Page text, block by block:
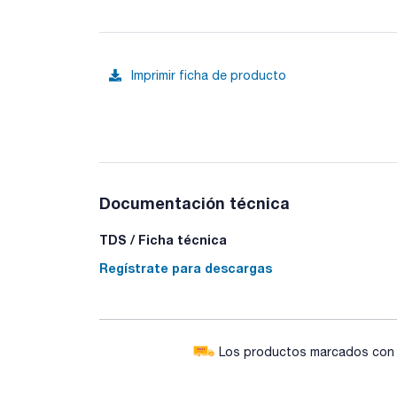
Imprimir ficha de producto
Documentación técnica
TDS / Ficha técnica
Regístrate para descargas
Los productos marcados con